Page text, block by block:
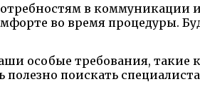
в коммуникации
во время процедуры.
особые требования, такие
поискать